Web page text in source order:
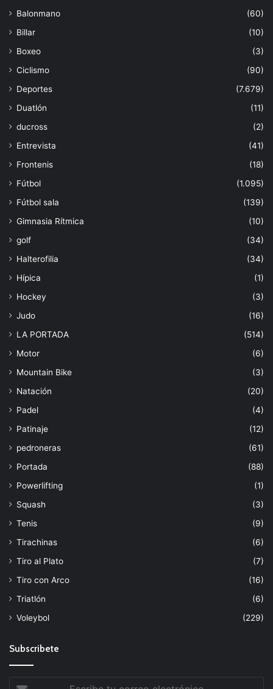
Balonmano
(60)
Billar
(10)
Boxeo
(3)
Ciclismo
(90)
Deportes
(7.679)
Duatlón
(11)
ducross
(2)
Entrevista
(41)
Frontenis
(18)
Fútbol
(1.095)
Fútbol sala
(139)
Gimnasia Rítmica
(10)
golf
(34)
Halterofilia
(34)
Hípica
(1)
Hockey
(3)
Judo
(16)
LA PORTADA
(514)
Motor
(6)
Mountain Bike
(3)
Natación
(20)
Padel
(4)
Patinaje
(12)
pedroneras
(61)
Portada
(88)
Powerlifting
(1)
Squash
(3)
Tenis
(9)
Tirachinas
(6)
Tiro al Plato
(7)
Tiro con Arco
(16)
Triatlón
(6)
Voleybol
(229)
Subscribete